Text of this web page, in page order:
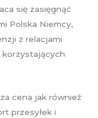
się zasięgnąć
Polska Niemcy,
z relacjami
cena jak również
przesyłek i